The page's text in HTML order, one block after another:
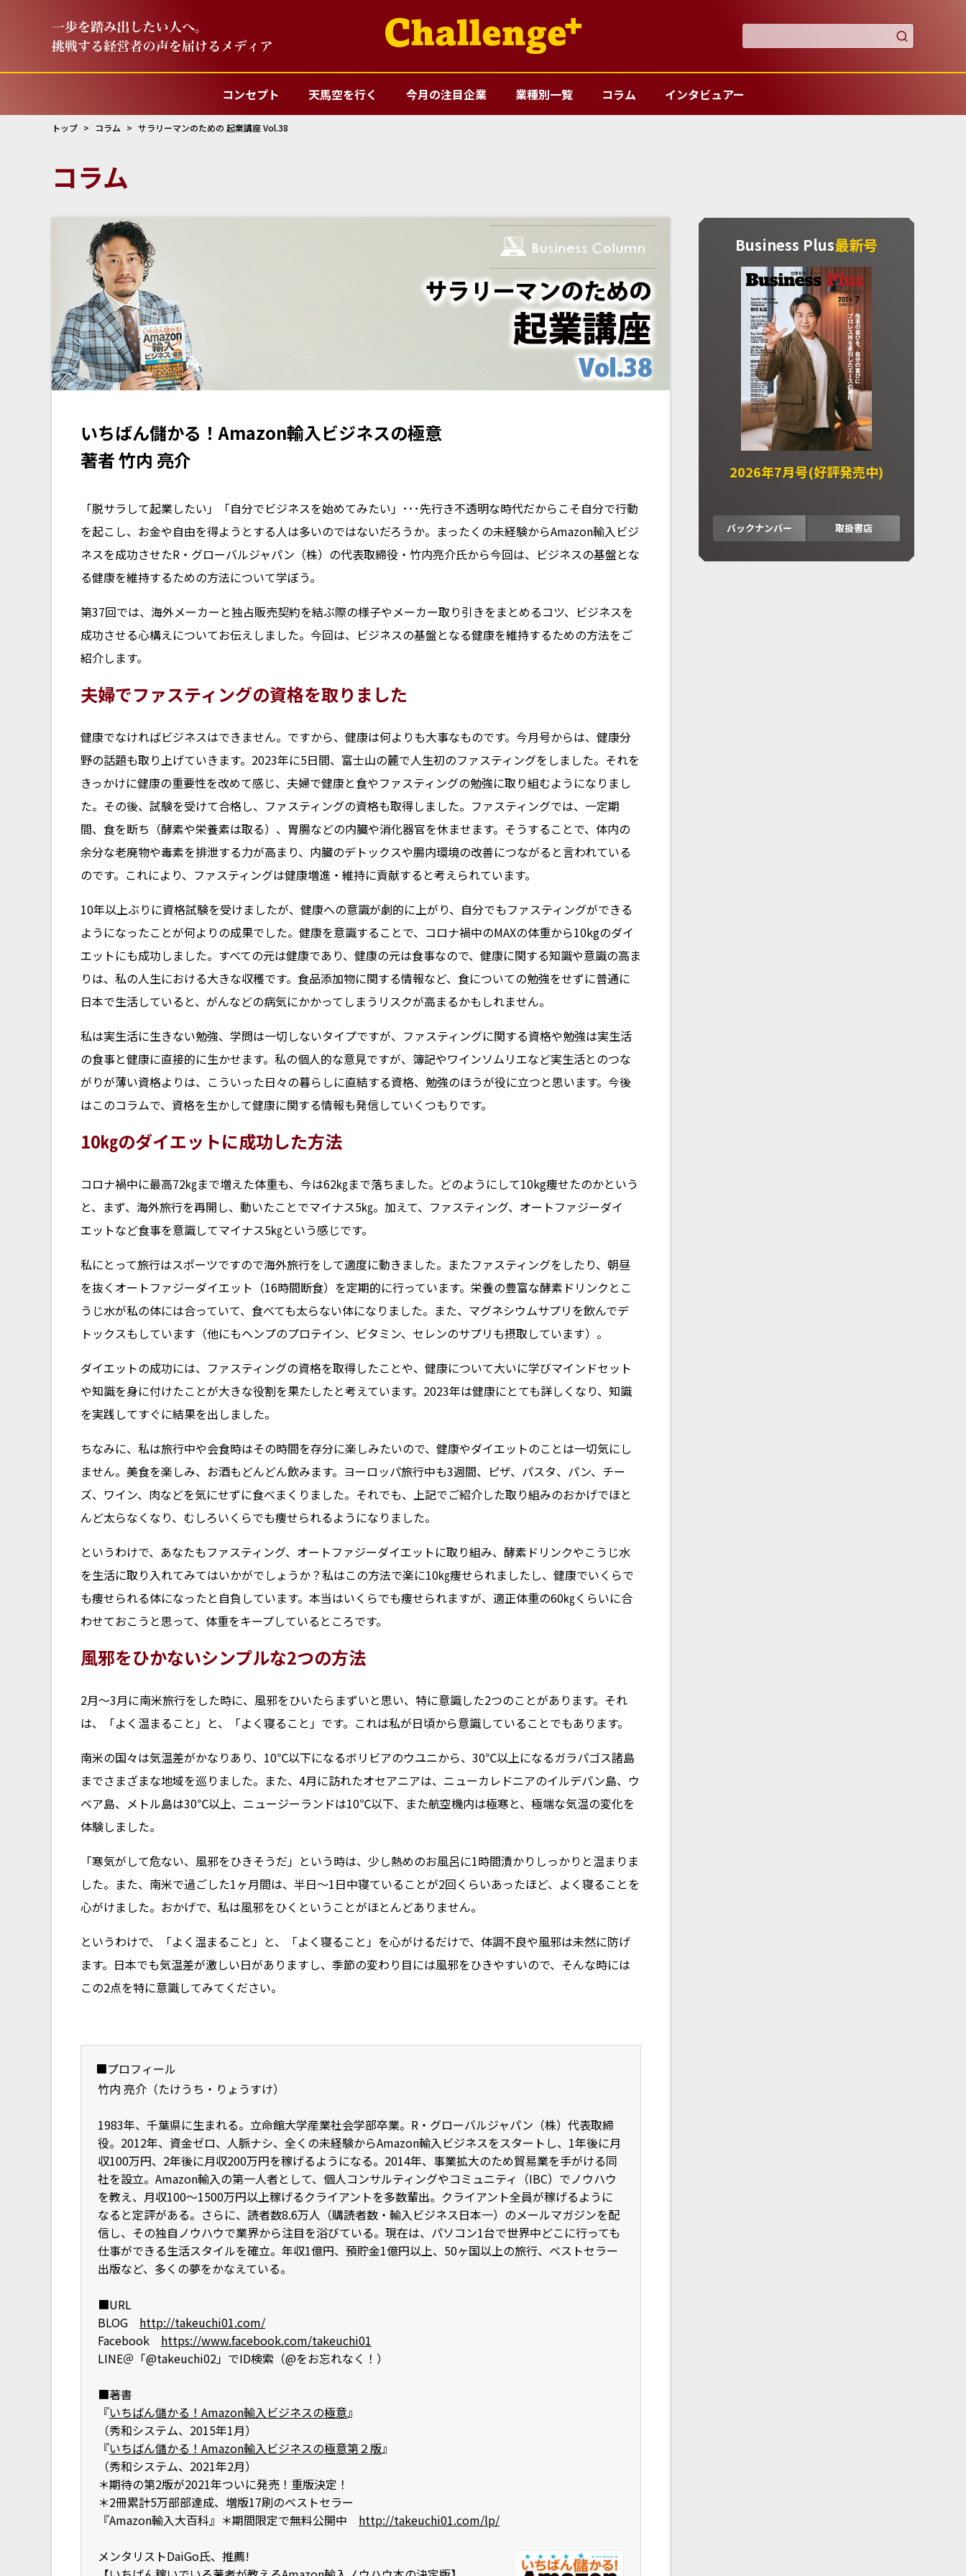

コンセプト 天馬空を行く 今月の注目企業 業種別一覧 コラム インタビュアー
トップ コラム サラリーマンのための 起業講座 Vol.38
コラム
いちばん儲かる！Amazon輸入ビジネスの極意
著者 竹内 亮介
「脱サラして起業したい」「自分でビジネスを始めてみたい」･･･先行き不透明な時代だからこそ自分で行動
を起こし、お金や自由を得ようとする人は多いのではないだろうか。まったくの未経験からAmazon輸入ビジ
ネスを成功させたR・グローバルジャパン（株）の代表取締役・竹内亮介氏から今回は、ビジネスの基盤とな
る健康を維持するための方法について学ぼう。
第37回では、海外メーカーと独占販売契約を結ぶ際の様子やメーカー取り引きをまとめるコツ、ビジネスを
成功させる心構えについてお伝えしました。今回は、ビジネスの基盤となる健康を維持するための方法をご
紹介します。
夫婦でファスティングの資格を取りました
健康でなければビジネスはできません。ですから、健康は何よりも大事なものです。今月号からは、健康分
野の話題も取り上げていきます。2023年に5日間、富士山の麓で人生初のファスティングをしました。それを
きっかけに健康の重要性を改めて感じ、夫婦で健康と食やファスティングの勉強に取り組むようになりまし
た。その後、試験を受けて合格し、ファスティングの資格も取得しました。ファスティングでは、一定期
間、食を断ち（酵素や栄養素は取る）、胃腸などの内臓や消化器官を休ませます。そうすることで、体内の
余分な老廃物や毒素を排泄する力が高まり、内臓のデトックスや腸内環境の改善につながると言われている
のです。これにより、ファスティングは健康増進・維持に貢献すると考えられています。
10年以上ぶりに資格試験を受けましたが、健康への意識が劇的に上がり、自分でもファスティングができる
ようになったことが何よりの成果でした。健康を意識することで、コロナ禍中のMAXの体重から10kgのダイ
エットにも成功しました。すべての元は健康であり、健康の元は食事なので、健康に関する知識や意識の高ま
りは、私の人生における大きな収穫です。食品添加物に関する情報など、食についての勉強をせずに普通に
日本で生活していると、がんなどの病気にかかってしまうリスクが高まるかもしれません。
私は実生活に生きない勉強、学問は一切しないタイプですが、ファスティングに関する資格や勉強は実生活
の食事と健康に直接的に生かせます。私の個人的な意見ですが、簿記やワインソムリエなど実生活とのつな
がりが薄い資格よりは、こういった日々の暮らしに直結する資格、勉強のほうが役に立つと思います。今後
はこのコラムで、資格を生かして健康に関する情報も発信していくつもりです。
10㎏のダイエットに成功した方法
コロナ禍中に最高72㎏まで増えた体重も、今は62㎏まで落ちました。どのようにして10kg痩せたのかという
と、まず、海外旅行を再開し、動いたことでマイナス5㎏。加えて、ファスティング、オートファジーダイ
エットなど食事を意識してマイナス5㎏という感じです。
私にとって旅行はスポーツですので海外旅行をして適度に動きました。またファスティングをしたり、朝昼
を抜くオートファジーダイエット（16時間断食）を定期的に行っています。栄養の豊富な酵素ドリンクとこ
うじ水が私の体には合っていて、食べても太らない体になりました。また、マグネシウムサプリを飲んでデ
トックスもしています（他にもヘンプのプロテイン、ビタミン、セレンのサプリも摂取しています）。
ダイエットの成功には、ファスティングの資格を取得したことや、健康について大いに学びマインドセット
や知識を身に付けたことが大きな役割を果たしたと考えています。2023年は健康にとても詳しくなり、知識
を実践してすぐに結果を出しました。
ちなみに、私は旅行中や会食時はその時間を存分に楽しみたいので、健康やダイエットのことは一切気にし
ません。美食を楽しみ、お酒もどんどん飲みます。ヨーロッパ旅行中も3週間、ピザ、パスタ、パン、チー
ズ、ワイン、肉などを気にせずに食べまくりました。それでも、上記でご紹介した取り組みのおかげでほと
んど太らなくなり、むしろいくらでも痩せられるようになりました。
というわけで、あなたもファスティング、オートファジーダイエットに取り組み、酵素ドリンクやこうじ水
を生活に取り入れてみてはいかがでしょうか？私はこの方法で楽に10㎏痩せられましたし、健康でいくらで
も痩せられる体になったと自負しています。本当はいくらでも痩せられますが、適正体重の60㎏くらいに合
わせておこうと思って、体重をキープしているところです。
風邪をひかないシンプルな2つの方法
2月～3月に南米旅行をした時に、風邪をひいたらまずいと思い、特に意識した2つのことがあります。それ
は、「よく温まること」と、「よく寝ること」です。これは私が日頃から意識していることでもあります。
南米の国々は気温差がかなりあり、10℃以下になるボリビアのウユニから、30℃以上になるガラパゴス諸島
までさまざまな地域を巡りました。また、4月に訪れたオセアニアは、ニューカレドニアのイルデパン島、ウ
ベア島、メトル島は30℃以上、ニュージーランドは10℃以下、また航空機内は極寒と、極端な気温の変化を
体験しました。
「寒気がして危ない、風邪をひきそうだ」という時は、少し熱めのお風呂に1時間漬かりしっかりと温まりま
した。また、南米で過ごした1ヶ月間は、半日～1日中寝ていることが2回くらいあったほど、よく寝ることを
心がけました。おかげで、私は風邪をひくということがほとんどありません。
というわけで、「よく温まること」と、「よく寝ること」を心がけるだけで、体調不良や風邪は未然に防げ
ます。日本でも気温差が激しい日がありますし、季節の変わり目には風邪をひきやすいので、そんな時には
この2点を特に意識してみてください。
■プロフィール
竹内 亮介（たけうち・りょうすけ）
1983年、千葉県に生まれる。立命館大学産業社会学部卒業。R・グローバルジャパン（株）代表取締
役。2012年、資金ゼロ、人脈ナシ、全くの未経験からAmazon輸入ビジネスをスタートし、1年後に月
収100万円、2年後に月収200万円を稼げるようになる。2014年、事業拡大のため貿易業を手がける同
社を設立。Amazon輸入の第一人者として、個人コンサルティングやコミュニティ（IBC）でノウハウ
を教え、月収100～1500万円以上稼げるクライアントを多数輩出。クライアント全員が稼げるように
なると定評がある。さらに、読者数8.6万人（購読者数・輸入ビジネス日本一）のメールマガジンを配
信し、その独自ノウハウで業界から注目を浴びている。現在は、パソコン1台で世界中どこに行っても
仕事ができる生活スタイルを確立。年収1億円、預貯金1億円以上、50ヶ国以上の旅行、ベストセラー
出版など、多くの夢をかなえている。
■URL
BLOG http://takeuchi01.com/
Facebook https://www.facebook.com/takeuchi01
LINE＠「@takeuchi02」でID検索（@をお忘れなく！）
■著書
『いちばん儲かる！Amazon輸入ビジネスの極意』
（秀和システム、2015年1月）
『いちばん儲かる！Amazon輸入ビジネスの極意第２版』
（秀和システム、2021年2月）
＊期待の第2版が2021年ついに発売！重版決定！
＊2冊累計5万部部達成、増版17刷のベストセラー
『Amazon輸入大百科』＊期間限定で無料公開中 http://takeuchi01.com/lp/
メンタリストDaiGo氏、推薦!
Business Plus最新号
2026年7月号(好評発売中)
バックナンバー 取扱書店